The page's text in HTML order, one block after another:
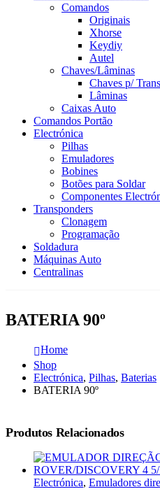
Comandos
Originais
Xhorse
Keydiy
Autel
Chaves/Lâminas
Chaves p/
Lâminas
Caixas Auto
Comandos Portão
Electrónica
Pilhas
Emuladores
Bobines
Botões para Soldar
Componentes
Transponders
Clonagem
Programação
Soldadura
Máquinas Auto
Centralinas
BATERIA 90º
Home
Shop
Electrónica, Pilhas, Baterias
BATERIA 90º
Produtos Relacionados
Electrónica, Emuladores